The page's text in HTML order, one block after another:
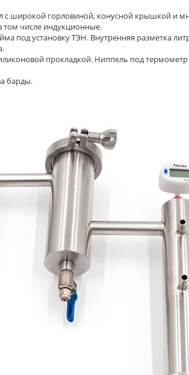
с широкой горловиной, конусной крышкой и
числе индукционные.
под установку ТЭН. Внутренняя разметка
прокладкой. Ниппель под термометр
барды.